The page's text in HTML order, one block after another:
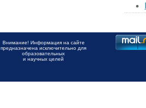
Внимание! Информация на сайте
предназначена исключительно для
образовательных
и научных целей